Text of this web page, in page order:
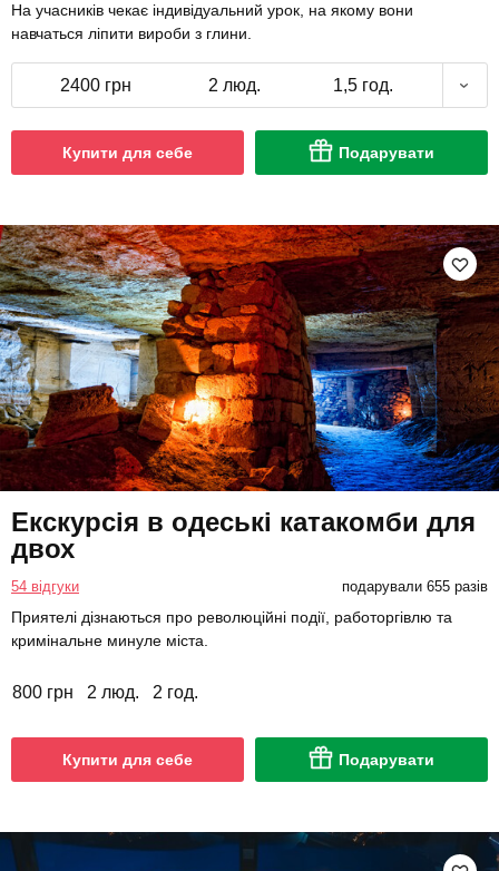
На учасників чекає індивідуальний урок, на якому вони
навчаться ліпити вироби з глини.
2400 грн 2 люд. 1,5 год.
Купити для себе Подарувати
Екскурсія в одеські катакомби для
двох
54 відгуки подарували 655 разів
Приятелі дізнаються про революційні події, работоргівлю та
кримінальне минуле міста.
800 грн 2 люд. 2 год.
Купити для себе Подарувати